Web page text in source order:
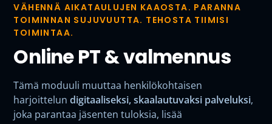
VÄHENNÄ AIKATAULUJEN KAAOSTA. PARANNA
TOIMINNAN SUJUVUUTTA. TEHOSTA TIIMISI
TOIMINTAA.
Online PT & valmennus
Tämä moduuli muuttaa henkilökohtaisen
harjoittelundigitaaliseksi, skaalautuvaksi palveluksi,
joka parantaa jäsenten tuloksia, lisää